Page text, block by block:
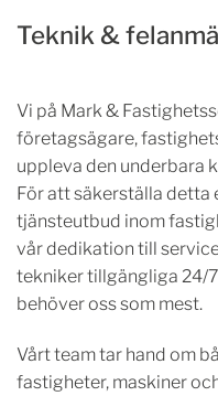
Teknik &
Vi på Mark &
företagsägare,
uppleva den underbara
För att säkerställa
tjänsteutbud inom
vår dedikation till
tekniker tillgängliga 24/
behöver oss som mest.
Vårt team tar hand om
fastigheter, maskiner